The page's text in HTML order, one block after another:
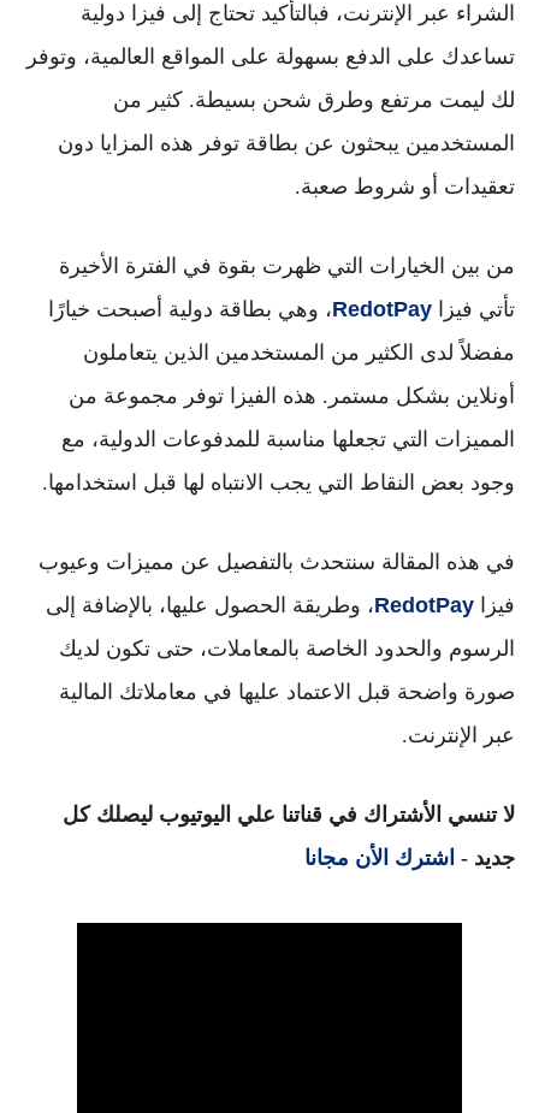
الشراء عبر الإنترنت، فبالتأكيد تحتاج إلى فيزا دولية
تساعدك على الدفع بسهولة على المواقع العالمية، وتوفر
لك ليمت مرتفع وطرق شحن بسيطة. كثير من
المستخدمين يبحثون عن بطاقة توفر هذه المزايا دون
تعقيدات أو شروط صعبة.
من بين الخيارات التي ظهرت بقوة في الفترة الأخيرة
تأتي فيزا RedotPay، وهي بطاقة دولية أصبحت خيارًا
مفضلاً لدى الكثير من المستخدمين الذين يتعاملون
أونلاين بشكل مستمر. هذه الفيزا توفر مجموعة من
المميزات التي تجعلها مناسبة للمدفوعات الدولية، مع
وجود بعض النقاط التي يجب الانتباه لها قبل استخدامها.
في هذه المقالة سنتحدث بالتفصيل عن مميزات وعيوب
فيزا RedotPay، وطريقة الحصول عليها، بالإضافة إلى
الرسوم والحدود الخاصة بالمعاملات، حتى تكون لديك
صورة واضحة قبل الاعتماد عليها في معاملاتك المالية
عبر الإنترنت.
لا تنسي الأشتراك في قناتنا علي اليوتيوب ليصلك كل
جديد - اشترك الأن مجانا